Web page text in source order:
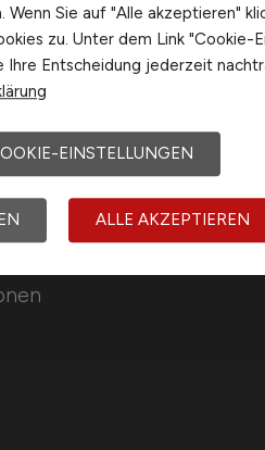
Gebäude-
und
Sie auf "Alle akzeptieren"
zu. Unter dem Link "Cookie-
Ihre Entscheidung jederzeit
EINSTELLUNGEN
ALLE AKZEPTIEREN